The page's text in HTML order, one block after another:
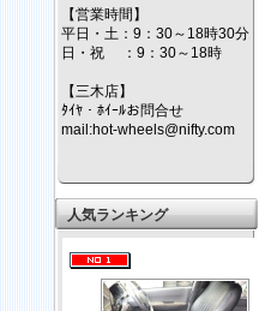
【営業時間】
平日・土：9：30～18時30分
日・祝 ：9：30～18時
【三木店】
ﾀｲﾔ・ﾎｲｰﾙお問合せ
mail:hot-wheels@nifty.com
人気ランキング